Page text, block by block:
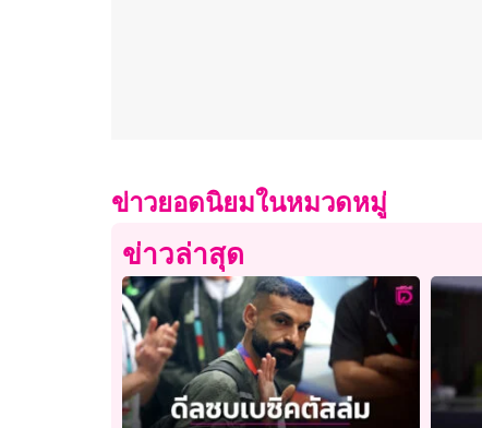
ข่าวยอดนิยมในหมวดหมู่
ข่าวล่าสุด